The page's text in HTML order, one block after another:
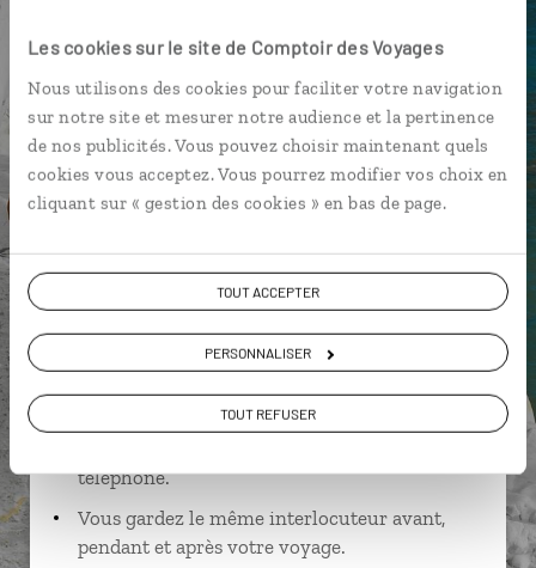
Les cookies sur le site de Comptoir des Voyages
Nous utilisons des cookies pour faciliter votre navigation
sur notre site et mesurer notre audience et la pertinence
de nos publicités. Vous pouvez choisir maintenant quels
cookies vous acceptez. Vous pourrez modifier vos choix en
cliquant sur « gestion des cookies » en bas de page.
TOUT ACCEPTER
PERSONNALISER
TOUT REFUSER
Palazzo Reale de Naples
Ella,
spécialiste Italie
Lire son interview
Suivez vos envies et demandez conseils à nos
Ils sauront organiser votre itinéraire au plus
près de vos envies et de la réalité du pays.
Échangez en face à face ou depuis nos studios
téléphone.
Vous gardez le même interlocuteur avant,
pendant et après votre voyage.